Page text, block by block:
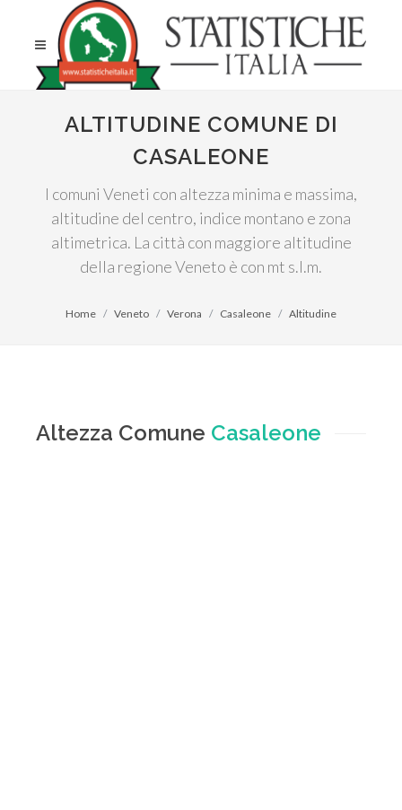
ALTITUDINE COMUNE DI
CASALEONE
I comuni Veneti con altezza minima e massima,
altitudine del centro, indice montano e zona
altimetrica. La città con maggiore altitudine
della regione Veneto è con mt s.l.m.
Home Veneto Verona Casaleone Altitudine
Altezza Comune Casaleone